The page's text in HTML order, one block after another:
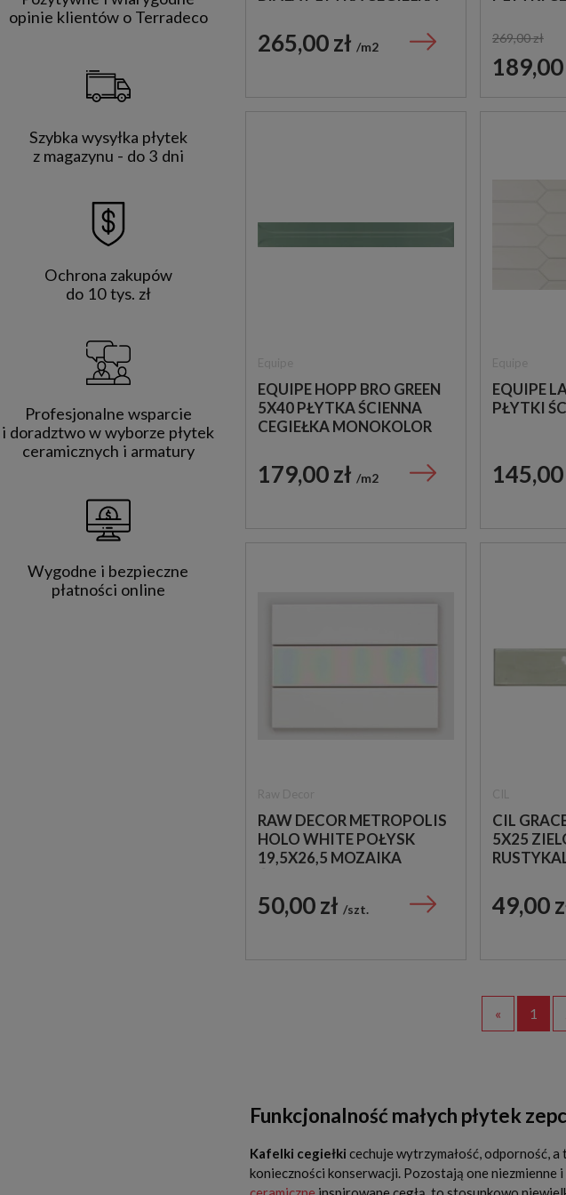
opinie klientów o Terradeco
Szybka wysyłka płytek
z magazynu - do 3 dni
Ochrona zakupów
do 10 tys. zł
Profesjonalne wsparcie
i doradztwo w wyborze płytek
ceramicznych i armatury
Wygodne i bezpieczne
płatności online
265,00 zł m2
269,00 zł
189,00
EQUIPE HOPP BRO GREEN
5X40 PŁYTKA ŚCIENNA
CEGIEŁKA MONOKOLOR
179,00 zł m2
EQUIPE
PŁYTKI
145,00
RAW DECOR METROPOLIS
HOLO WHITE POŁYSK
19,5X26,5 MOZAIKA
ZESTAW 3 PŁYTKI
50,00 zł szt.
CIL
5X25
49,00
« 1
Funkcjonalność małych płytek
Kafelki cegiełki cechuje wytrzymałość, odporność,
konieczności konserwacji. Pozostają one niezmienne